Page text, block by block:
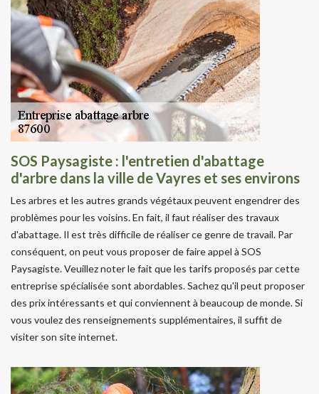
SOS Paysagiste : l'entretien d'abattage
d'arbre dans la ville de Vayres et ses environs
Les arbres et les autres grands végétaux peuvent engendrer des
problèmes pour les voisins. En fait, il faut réaliser des travaux
d'abattage. Il est très difficile de réaliser ce genre de travail. Par
conséquent, on peut vous proposer de faire appel à SOS
Paysagiste. Veuillez noter le fait que les tarifs proposés par cette
entreprise spécialisée sont abordables. Sachez qu'il peut proposer
des prix intéressants et qui conviennent à beaucoup de monde. Si
vous voulez des renseignements supplémentaires, il suffit de
visiter son site internet.